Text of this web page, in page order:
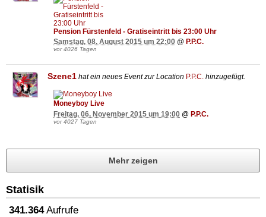
Pension Fürstenfeld - Gratiseintritt bis 23:00 Uhr
Samstag, 08. August 2015 um 22:00 @ P.P.C.
vor 4026 Tagen
Szene1 hat ein neues Event zur Location P.P.C. hinzugefügt.
Moneyboy Live
Freitag, 06. November 2015 um 19:00 @ P.P.C.
vor 4027 Tagen
Mehr zeigen
Statisik
341.364Aufrufe